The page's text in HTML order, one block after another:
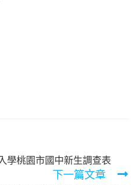
學桃園市國中新生調查表
下一篇文章